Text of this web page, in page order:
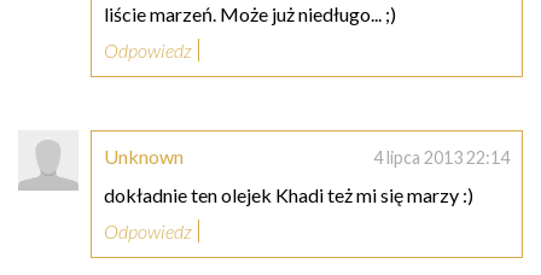
liście marzeń. Może już niedługo... ;)
Odpowiedz
Unknown 4 lipca 2013 22:14
dokładnie ten olejek Khadi też mi się marzy :)
Odpowiedz